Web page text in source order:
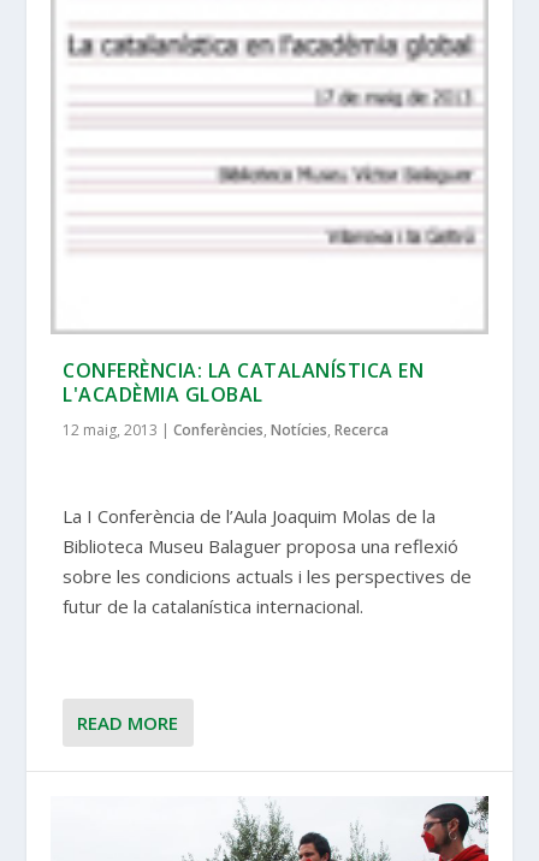
CONFERÈNCIA: LA CATALANÍSTICA EN
L'ACADÈMIA GLOBAL
12 maig, 2013 |Conferències,Notícies,Recerca
La I Conferència de l’Aula Joaquim Molas de la
Biblioteca Museu Balaguer proposa una reflexió
sobre les condicions actuals i les perspectives de
futur de la catalanística internacional.
READ MORE